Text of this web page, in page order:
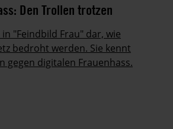
Den Trollen trotzen
"Feindbild Frau" dar, wie
bedroht werden. Sie kennt
gegen digitalen Frauenhass.